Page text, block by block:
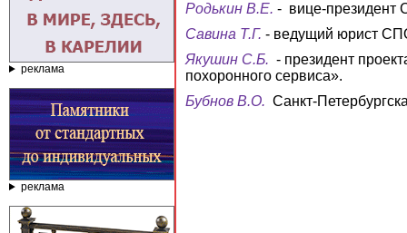
реклама
реклама
Родькин В.Е. - вице-президент
Савина Т.Г. - ведущий юрист
Якушин С.Б. - президент
похоронного сервиса».
Бубнов В.О. Санкт-